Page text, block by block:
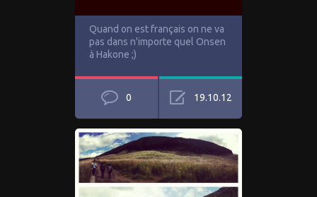
Quand on est français on ne va
pas dans n'importe quel Onsen
à Hakone ;)
0 19.10.12